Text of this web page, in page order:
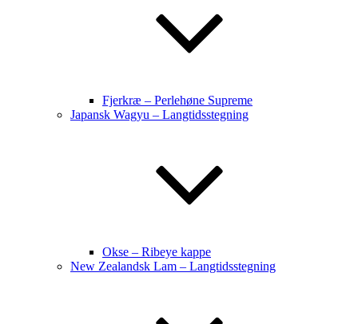
Fjerkræ – Perlehøne Supreme
Japansk Wagyu – Langtidsstegning
Okse – Ribeye kappe
New Zealandsk Lam – Langtidsstegning